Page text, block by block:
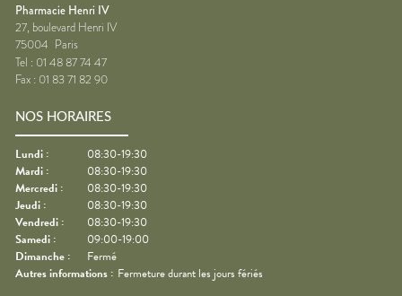
Pharmacie Henri IV
27, boulevard Henri IV
75004 Paris
Tel : 01 48 87 74 47
Fax : 01 83 71 82 90
NOS HORAIRES
Lundi :
08:30-19:30
Mardi :
08:30-19:30
Mercredi :
08:30-19:30
Jeudi :
08:30-19:30
Vendredi :
08:30-19:30
Samedi :
09:00-19:00
Dimanche :
Fermé
Autres informations : Fermeture durant les jours fériés